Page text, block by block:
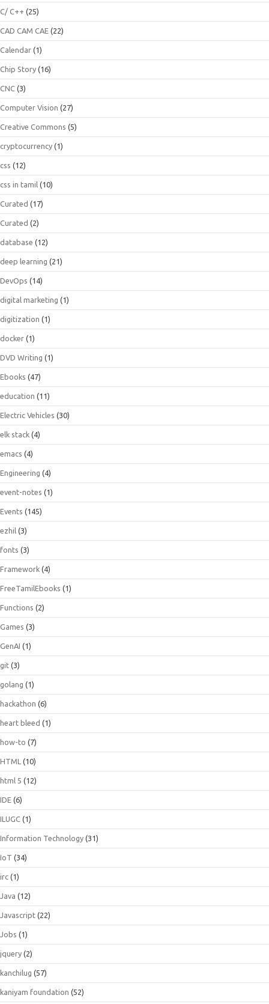
C/ C++ (25)
CAD CAM CAE (22)
Calendar (1)
Chip Story (16)
CNC (3)
Computer Vision (27)
Creative Commons (5)
cryptocurrency (1)
css (12)
css in tamil (10)
Curated (17)
Curated (2)
database (12)
deep learning (21)
DevOps (14)
digital marketing (1)
digitization (1)
docker (1)
DVD Writing (1)
Ebooks (47)
education (11)
Electric Vehicles (30)
elk stack (4)
emacs (4)
Engineering (4)
event-notes (1)
Events (145)
ezhil (3)
fonts (3)
Framework (4)
FreeTamilEbooks (1)
Functions (2)
Games (3)
GenAI (1)
git (3)
golang (1)
hackathon (6)
heart bleed (1)
how-to (7)
HTML (10)
html 5 (12)
IDE (6)
ILUGC (1)
Information Technology (31)
IoT (34)
irc (1)
Java (12)
Javascript (22)
Jobs (1)
jquery (2)
kanchilug (57)
kaniyam foundation (52)